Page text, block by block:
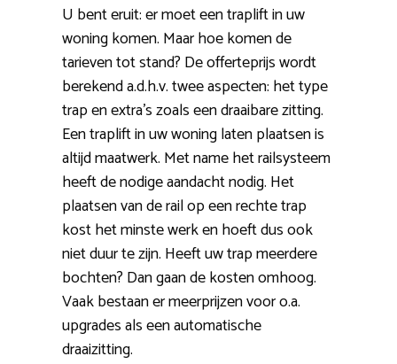
U bent eruit: er moet een traplift in uw
woning komen. Maar hoe komen de
tarieven tot stand? De offerteprijs wordt
berekend a.d.h.v. twee aspecten: het type
trap en extra’s zoals een draaibare zitting.
Een traplift in uw woning laten plaatsen is
altijd maatwerk. Met name het railsysteem
heeft de nodige aandacht nodig. Het
plaatsen van de rail op een rechte trap
kost het minste werk en hoeft dus ook
niet duur te zijn. Heeft uw trap meerdere
bochten? Dan gaan de kosten omhoog.
Vaak bestaan er meerprijzen voor o.a.
upgrades als een automatische
draaizitting.